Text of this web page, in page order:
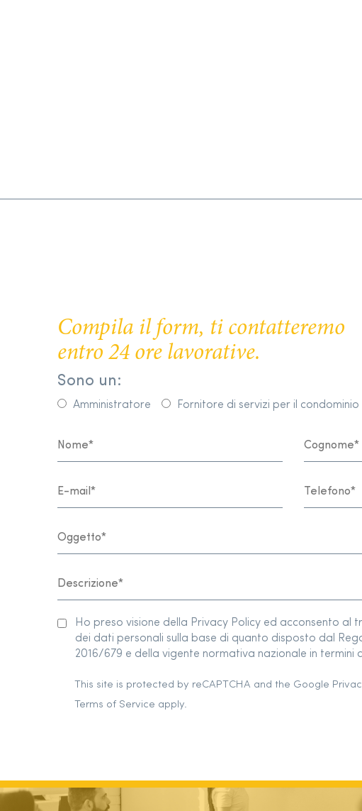
Compila il form, ti contatteremo
entro 24 ore lavorative.
Sono un:
Amministratore Fornitore di servizi per il condominio
Ho preso visione della Privacy Policy ed acconsento al
dei dati personali sulla base di quanto disposto dal
2016/679 e della vigente normativa nazionale in termini
This site is protected by reCAPTCHA and the Google
Terms of Service apply.